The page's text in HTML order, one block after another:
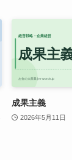
成果主義
2026年5月11日